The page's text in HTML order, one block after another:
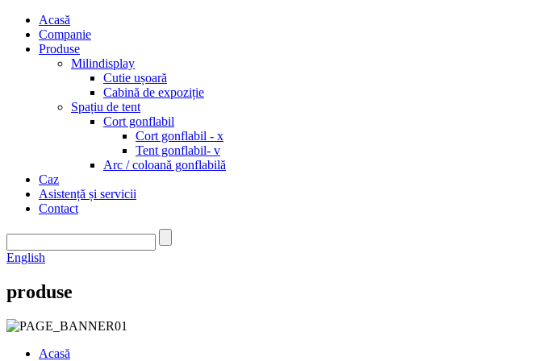
Acasă
Companie
Produse
Milindisplay
Cutie ușoară
Cabină de expoziție
Spațiu de tent
Cort gonflabil
Cort gonflabil - x
Tent gonflabil- v
Arc / coloană gonflabilă
Caz
Asistență și servicii
Contact
English
produse
Acasă